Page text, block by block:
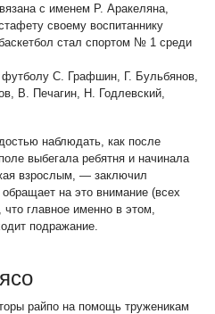
с именем Р. Аракеляна,
своему воспитаннику
стал спортом № 1 среди
С. Графшин, Г. Бульбянов,
В. Печагин, Н. Годлевский,
наблюдать, как после
выбегала ребятня и начинала
взрослым, — заключил
на это внимание (всех
главное именно в этом,
подражание.
райпо на помощь труженикам